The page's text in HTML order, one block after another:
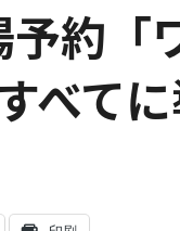
約「
べて